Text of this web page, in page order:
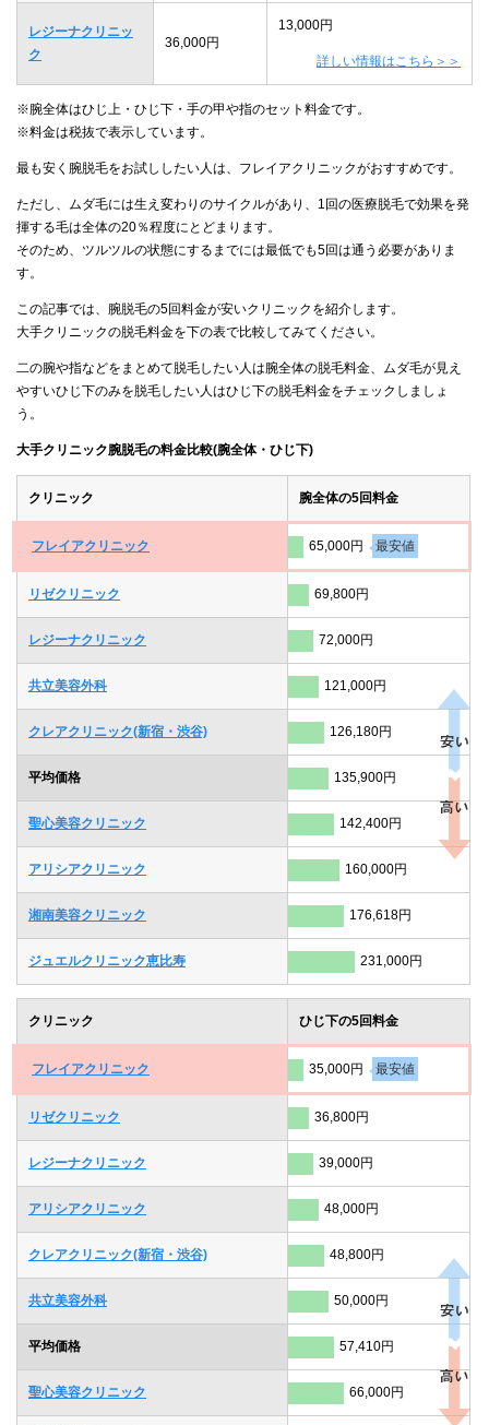
レジーナクリニッ
ク
36,000円
13,000円
詳しい情報はこちら＞＞
※腕全体はひじ上・ひじ下・手の甲や指のセット料金です。
※料金は税抜で表示しています。
最も安く腕脱毛をお試ししたい人は、フレイアクリニックがおすすめです。
ただし、ムダ毛には生え変わりのサイクルがあり、1回の医療脱毛で効果を発
揮する毛は全体の20％程度にとどまります。
そのため、ツルツルの状態にするまでには最低でも5回は通う必要がありま
す。
この記事では、腕脱毛の5回料金が安いクリニックを紹介します。
大手クリニックの脱毛料金を下の表で比較してみてください。
二の腕や指などをまとめて脱毛したい人は腕全体の脱毛料金、ムダ毛が見え
やすいひじ下のみを脱毛したい人はひじ下の脱毛料金をチェックしましょ
う。
大手クリニック腕脱毛の料金比較(腕全体・ひじ下)
クリニック 腕全体の5回料金
フレイアクリニック 65,000円 最安値
リゼクリニック 69,800円
レジーナクリニック 72,000円
共立美容外科 121,000円
クレアクリニック(新宿・渋谷) 126,180円
平均価格 135,900円
聖心美容クリニック 142,400円
アリシアクリニック 160,000円
湘南美容クリニック 176,618円
ジュエルクリニック恵比寿 231,000円
クリニック ひじ下の5回料金
フレイアクリニック 35,000円 最安値
リゼクリニック 36,800円
レジーナクリニック 39,000円
アリシアクリニック 48,000円
クレアクリニック(新宿・渋谷) 48,800円
共立美容外科 50,000円
平均価格 57,410円
聖心美容クリニック 66,000円